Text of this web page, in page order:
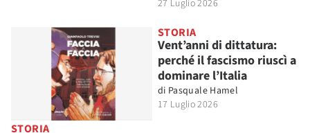
27 Luglio 2026
STORIA
STORIA
Vent’anni di dittatura:
perché il fascismo riuscì a
dominare l’Italia
di Pasquale Hamel
17 Luglio 2026